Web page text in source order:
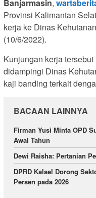
Banjarmasin,
Provinsi Kalimantan
kerja ke Dinas
(10/6/2022).
Kunjungan kerja
didampingi Dinas
kaji banding terkait
BACAAN LAINNYA
Firman Yusi Minta OPD
Awal Tahun
Dewi Raisha: Pertanian
DPRD Kalsel Dorong
Persen pada 2026